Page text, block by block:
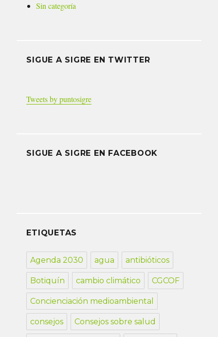
Sin categoría
SIGUE A SIGRE EN TWITTER
Tweets by puntosigre
SIGUE A SIGRE EN FACEBOOK
ETIQUETAS
Agenda 2030 agua antibióticos
Botiquín cambio climático CGCOF
Concienciación medioambiental
consejos Consejos sobre salud